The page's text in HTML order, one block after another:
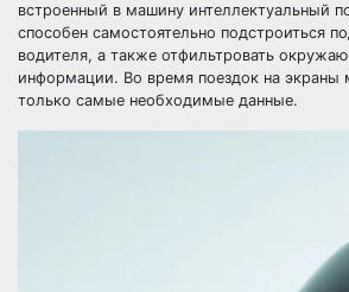
встроенный в машину интеллектуальный
способен самостоятельно подстроиться
водителя, а также отфильтровать
информации. Во время поездок на экраны
только самые необходимые данные.